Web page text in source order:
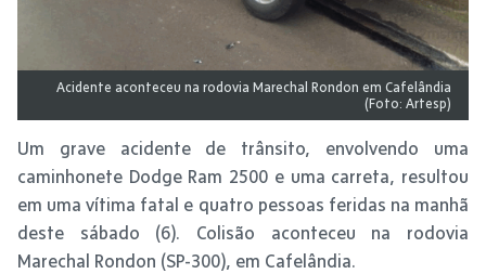
Acidente aconteceu na rodovia Marechal Rondon em Cafelândia
(Foto: Artesp)
Um grave acidente de trânsito, envolvendo uma
caminhonete Dodge Ram 2500 e uma carreta, resultou
em uma vítima fatal e quatro pessoas feridas na manhã
deste sábado (6). Colisão aconteceu na rodovia
Marechal Rondon (SP-300), em Cafelândia.